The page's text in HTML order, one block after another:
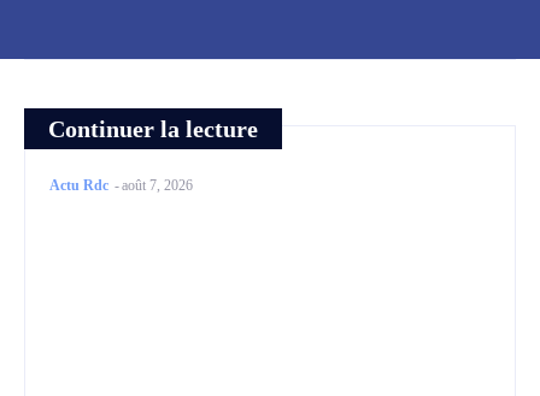
Continuer la lecture
Actu Rdc -août 7, 2026